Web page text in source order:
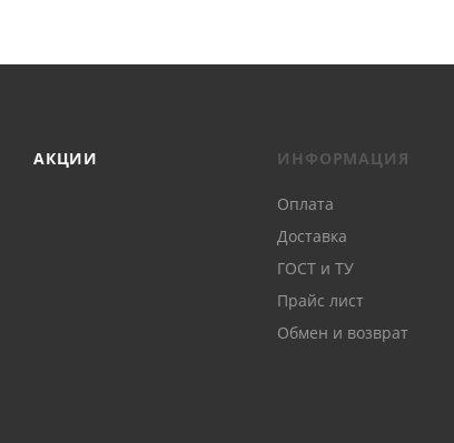
АКЦИИ ИНФОРМАЦИЯ
Оплата
Доставка
ГОСТ и ТУ
Прайс лист
Обмен и возврат